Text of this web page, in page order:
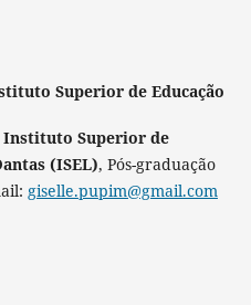
Superior de Educação
Instituto Superior de
(ISEL), Pós-graduação
giselle.pupim@gmail.com